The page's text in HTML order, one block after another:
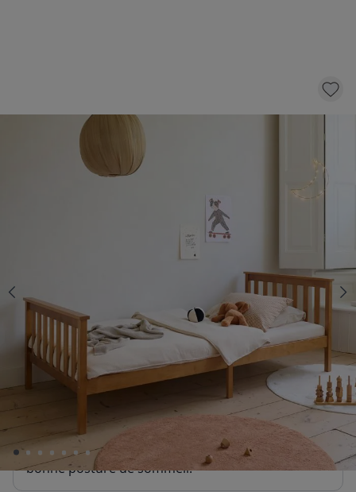
LIT SIMPLE «MILO» | 90 X 200 CM | NOYER
AJOUTER AU PANIER
Sélectionnez un matelas avec 15 € de réduction
MATELAS ENFANT «NOVA» PREMIUM
EN MOUSSE| 90 X 200 CM
154,95
Matelas ferme en mousse durable. Maintient une
bonne posture de sommeil.